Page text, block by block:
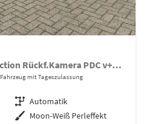
1.0 TSI 115PS DSG Selection Rückf.Kamera PDC v+h Sitzheizung Klimaautomatik Skoda-Radio Apple CarPlay + Android Auto Tempomat Garantieverlängerung 16"LM
Fahrzeug mit Tageszulassung
Getriebe Automatik
Außenfarbe Moon-Weiß Perleffekt